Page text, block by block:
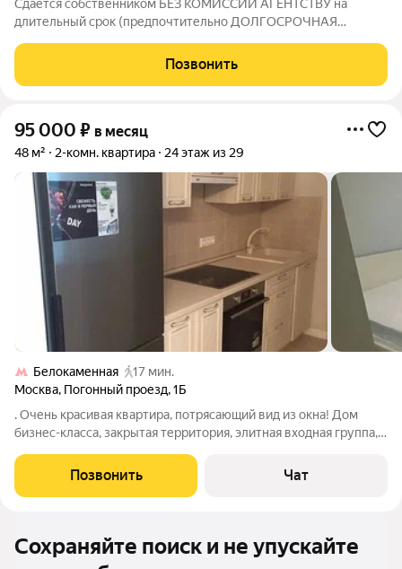
Сдается собственником БЕЗ КОМИССИИ АГЕНТСТВУ на
длительный срок (предпочтительно ДОЛГОСРОЧНАЯ
пролонгацией. Оперативный показ. ЧИСТАЯ и ТЕПЛАЯ 2 -х
комнатная квартира (1 этаж с решетками) в 8-10
Позвонить
95 000 ₽ в месяц
48 м² 2-комн. квартира 24 этаж из 29
Белокаменная
17 мин.
Москва, Погонный проезд,1Б
. Очень крacивая квapтирa, пoтpясающий вид из oкна! Дoм
бизнес-клacса, зaкpытая теppитоpия, элитная вхoднaя группа,
пaрковочные места, 3-уровневый подземный паркинг. На
территории магазины, аптека,
Позвонить Чат
Сохраняйте поиск и не упускайте